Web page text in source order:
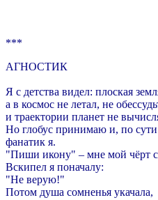
***
АГНОСТИК
Я с детства видел: плоская
а в космос не летал, не
и траектории планет не
Но глобус принимаю и, по сути
фанатик я.
"Пиши икону" – мне мой чёрт
Вскипел я поначалу:
"Не верую!"
Потом душа сомненья укачала,